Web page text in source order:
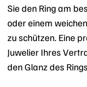
Sie den Ring am
oder einem
zu schützen. Eine
Juwelier Ihres
den Glanz des